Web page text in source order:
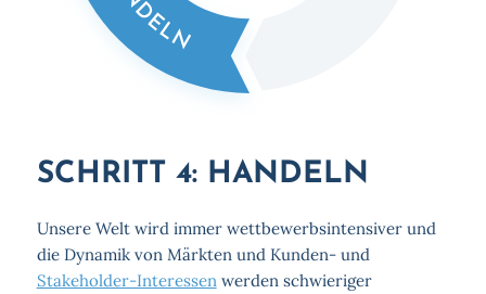
SCHRITT 4: HANDELN
Unsere Welt wird immer wettbewerbsintensiver und
die Dynamik von Märkten und Kunden- und
Stakeholder-Interessenwerden schwieriger